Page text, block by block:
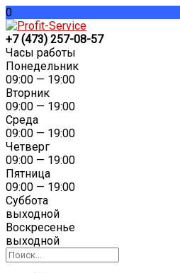
0
+7 (473) 257-08-57
Часы работы
Понедельник
09:00 — 19:00
Вторник
09:00 — 19:00
Среда
09:00 — 19:00
Четверг
09:00 — 19:00
Пятница
09:00 — 19:00
Суббота
выходной
Воскресенье
выходной